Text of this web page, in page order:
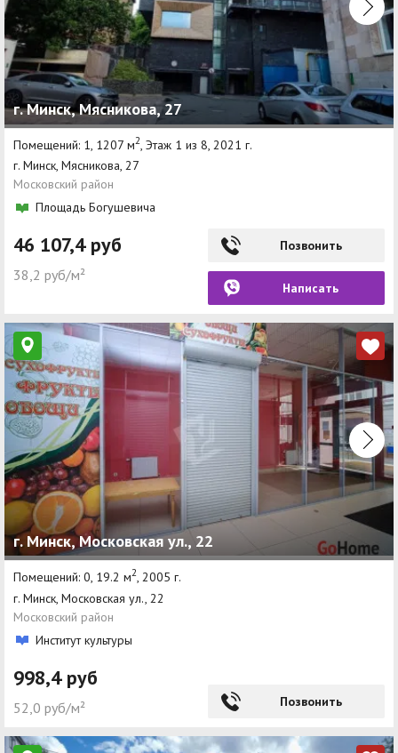
г. Минск, Мясникова, 27
Помещений: 1, 1207 м2 , Этаж 1 из 8, 2021 г.
г. Минск, Мясникова, 27
Московский район
Площадь Богушевича
46 107,4 руб
38,2 руб/м²
Позвонить
Написать
г. Минск, Московская ул., 22
Помещений: 0, 19.2 м2, 2005 г.
г. Минск, Московская ул., 22
Московский район
Институт культуры
998,4 руб
52,0 руб/м² Позвонить